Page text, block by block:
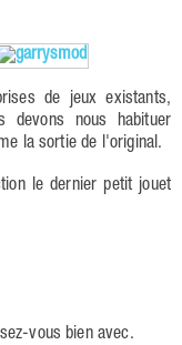
de jeux existants,
devons nous habituer
la sortie de l'original.
le dernier petit jouet
vous bien avec.